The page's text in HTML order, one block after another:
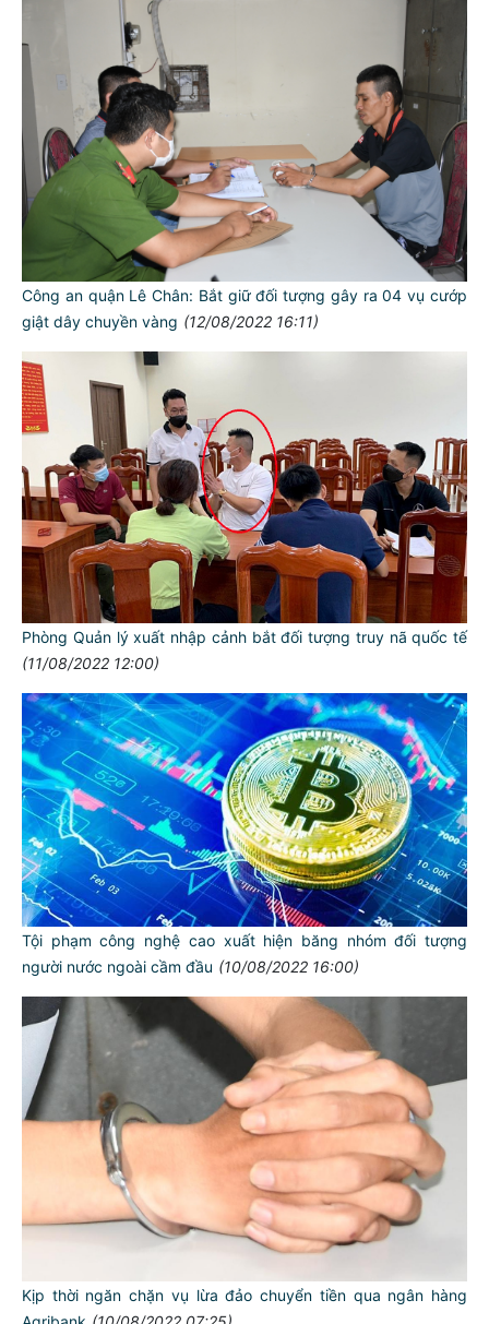
Công an quận Lê Chân: Bắt giữ đối tượng gây ra 04 vụ cướp
giật dây chuyền vàng (12/08/2022 16:11)
Phòng Quản lý xuất nhập cảnh bắt đối tượng truy nã quốc tế
(11/08/2022 12:00)
Tội phạm công nghệ cao xuất hiện băng nhóm đối tượng
người nước ngoài cầm đầu (10/08/2022 16:00)
Kịp thời ngăn chặn vụ lừa đảo chuyển tiền qua ngân hàng